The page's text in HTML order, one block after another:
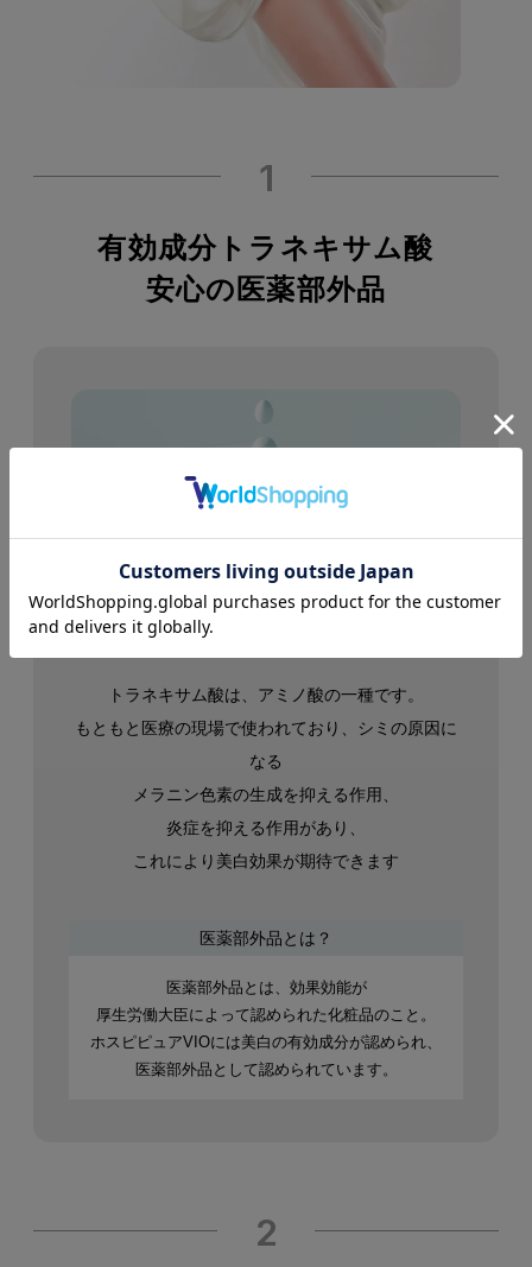
1
有効成分トラネキサム酸
安心の医薬部外品
トラネキサム酸は、アミノ酸の一種です。
もともと医療の現場で使われており、シミの原因に
なる
メラニン色素の生成を抑える作用、
炎症を抑える作用があり、
これにより美白効果が期待できます
医薬部外品とは？
医薬部外品とは、効果効能が
厚生労働大臣によって認められた化粧品のこと。
ホスピピュアVIOには美白の有効成分が認められ、
医薬部外品として認められています。
2